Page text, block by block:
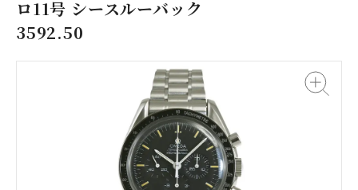
ロ11号 シースルーバック
3592.50